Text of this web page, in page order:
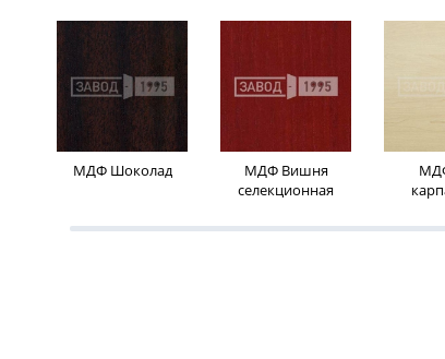
МДФ Шоколад
МДФ Вишня
селекционная